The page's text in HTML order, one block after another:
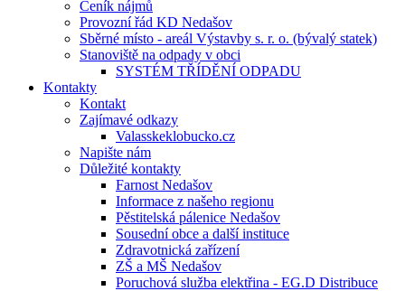
Ceník nájmů
Provozní řád KD Nedašov
Sběrné místo - areál Výstavby s. r. o. (bývalý statek)
Stanoviště na odpady v obci
SYSTÉM TŘÍDĚNÍ ODPADU
Kontakty
Kontakt
Zajímavé odkazy
Valasskeklobucko.cz
Napište nám
Důležité kontakty
Farnost Nedašov
Informace z našeho regionu
Pěstitelská pálenice Nedašov
Sousední obce a další instituce
Zdravotnická zařízení
ZŠ a MŠ Nedašov
Poruchová služba elektřina - EG.D Distribuce